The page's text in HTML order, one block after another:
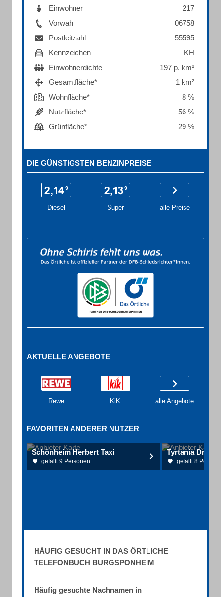
Einwohner
217
Vorwahl
06758
Postleitzahl
55595
Kennzeichen
KH
Einwohnerdichte
197 p. km²
Gesamtfläche*
1 km²
Wohnfläche*
8 %
Nutzfläche*
56 %
Grünfläche*
29 %
DIE GÜNSTIGSTEN BENZINPREISE
Diesel Super alle Preise
AKTUELLE ANGEBOTE
Rewe KiK alle Angebote
FAVORITEN ANDERER NUTZER
Schönheim Herbert Taxi
gefällt 9 Personen gefällt 8
HÄUFIG GESUCHT IN DAS ÖRTLICHE
TELEFONBUCH BURGSPONHEIM
Häufig gesuchte Nachnamen in